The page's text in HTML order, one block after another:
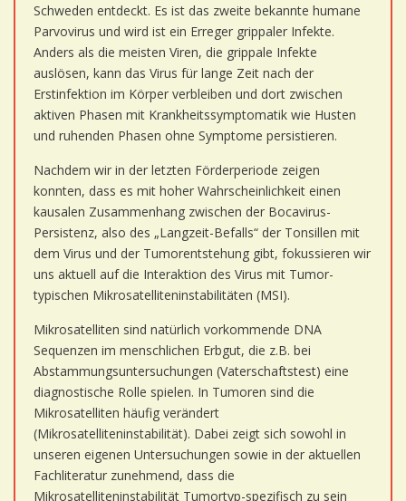
Schweden entdeckt. Es ist das zweite bekannte humane
Parvovirus und wird ist ein Erreger grippaler Infekte.
Anders als die meisten Viren, die grippale Infekte
auslösen, kann das Virus für lange Zeit nach der
Erstinfektion im Körper verbleiben und dort zwischen
aktiven Phasen mit Krankheitssymptomatik wie Husten
und ruhenden Phasen ohne Symptome persistieren.
Nachdem wir in der letzten Förderperiode zeigen
konnten, dass es mit hoher Wahrscheinlichkeit einen
kausalen Zusammenhang zwischen der Bocavirus-
Persistenz, also des „Langzeit-Befalls“ der Tonsillen mit
dem Virus und der Tumorentstehung gibt, fokussieren wir
uns aktuell auf die Interaktion des Virus mit Tumor-
typischen Mikrosatelliteninstabilitäten (MSI).
Mikrosatelliten sind natürlich vorkommende DNA
Sequenzen im menschlichen Erbgut, die z.B. bei
Abstammungsuntersuchungen (Vaterschaftstest) eine
diagnostische Rolle spielen. In Tumoren sind die
Mikrosatelliten häufig verändert
(Mikrosatelliteninstabilität). Dabei zeigt sich sowohl in
unseren eigenen Untersuchungen sowie in der aktuellen
Fachliteratur zunehmend, dass die
Mikrosatelliteninstabilität Tumortyp-spezifisch zu sein